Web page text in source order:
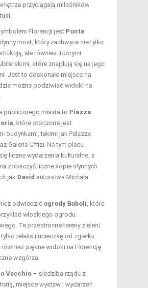
przyciągają miłośników
Florencji jest Ponte
słynny most, który zachwyca nie tylko
ale również licznymi
które znajdują się na jego
Jest to doskonałe miejsce na
można podziwiać widoki na
publicznego miasta to Piazza
, które otoczone jest
budynkami, takimi jak Palazzo
Galeria Uffizi. Na tym placu
liczne wydarzenia kulturalne, a
zobaczyć liczne kopie słynnych
jak David autorstwa Michała
odwiedzić ogrody Boboli , które
włoskiego ogrodu
Te przestronne tereny zieleni
relaks i ucieczkę od zgiełku
również piękne widoki na Florencję
wzgórza.
Vecchio – siedziba rządu z
miejsce wystaw i wydarzeń